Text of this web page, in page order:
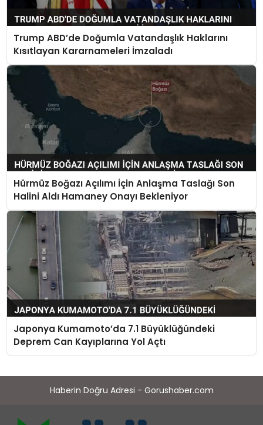
Trump ABD’de Doğumla Vatandaşlık Haklarını
Kısıtlayan Kararnameleri İmzaladı
Hürmüz Boğazı Açılımı İçin Anlaşma Taslağı Son
Halini Aldı Hamaney Onayı Bekleniyor
Japonya Kumamoto’da 7.1 Büyüklüğündeki
Deprem Can Kayıplarına Yol Açtı
Haberin Doğru Adresi - Gorushaber.com